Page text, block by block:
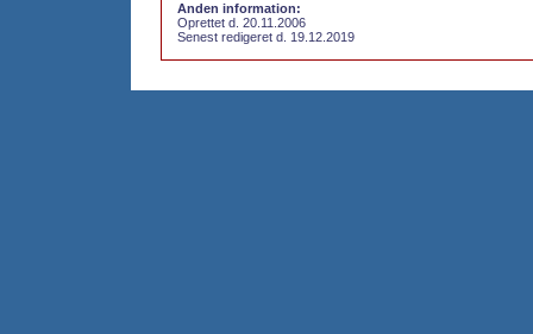
Anden information:
Oprettet d. 20.11.2006
Senest redigeret d. 19.12.2019